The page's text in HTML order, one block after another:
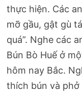
thực hiện. Các
mỡ gầu, gật gù
quá”. Nghe các
Bún Bò Huế ở
hôm nay Bắc.
thích bún và